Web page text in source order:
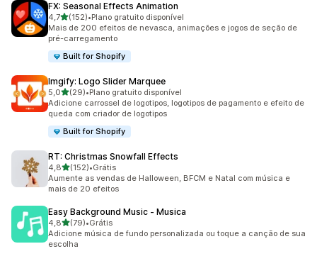
FX: Seasonal Effects Animation
4,7de 5 estrelas
(152)
152 avaliações ao todo
•Plano gratuito disponível
Mais de 200 efeitos de nevasca, animações e jogos de seção de
pré-carregamento
Built for Shopify
Imgify: Logo Slider Marquee
5,0de 5 estrelas
(29)
29 avaliações ao todo
•Plano gratuito disponível
Adicione carrossel de logotipos, logotipos de pagamento e efeito de
queda com criador de logotipos
Built for Shopify
RT: Christmas Snowfall Effects
4,8de 5 estrelas
(152)
152 avaliações ao todo
•Grátis
Aumente as vendas de Halloween, BFCM e Natal com música e
mais de 20 efeitos
Easy Background Music ‑ Musica
4,8de 5 estrelas
(79)
79 avaliações ao todo
•Grátis
Adicione música de fundo personalizada ou toque a canção de sua
escolha